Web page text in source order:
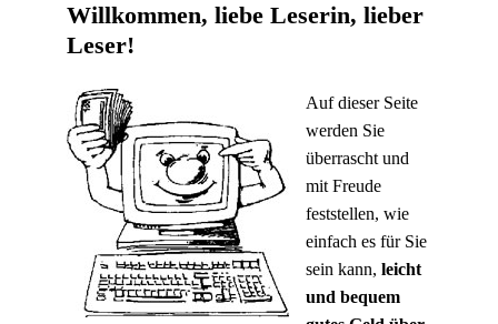
Willkommen, liebe Leserin, lieber
Leser!
Auf dieser Seite
werden Sie
überrascht und
mit Freude
feststellen, wie
einfach es für Sie
sein kann, leicht
und bequem